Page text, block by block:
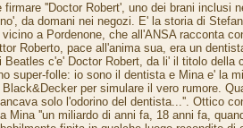
''Doctor Robert', uno dei brani inclusi
da domani nei negozi. E' la storia di
a Pordenone, che all'ANSA racconta
Roberto, pace all'anima sua, era un
c'e' Doctor Robert, da li' il titolo della
super-folle: io sono il dentista e Mina e' la
per simulare il vero rumore.
solo l'odorino del dentista...''. Ottico
Mina ''un miliardo di anni fa, 18 anni fa,